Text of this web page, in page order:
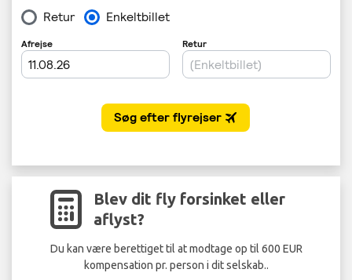
Blev dit fly forsinket eller
aflyst?
Du kan være berettiget til at modtage op til 600 EUR
kompensation pr. person i dit selskab..